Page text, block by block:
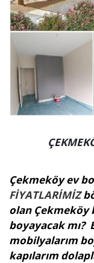
Çekmeköy ev
FİYATLARİMİZ
olan Çekmeköy
boyayacak mı?
mobilyalarım
kapılarım